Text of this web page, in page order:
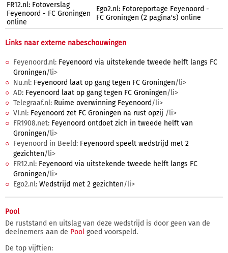
FR12.nl: Fotoverslag
Feyenoord - FC Groningen
online
Ego2.nl: Fotoreportage Feyenoord -
FC Groningen (2 pagina's) online
Links naar externe nabeschouwingen
Feyenoord.nl: Feyenoord via uitstekende tweede helft langs FC
Groningen/li>
Nu.nl: Feyenoord laat op gang tegen FC Groningen/li>
AD: Feyenoord laat op gang tegen FC Groningen/li>
Telegraaf.nl: Ruime overwinning Feyenoord /li>
VI.nl: Feyenoord zet FC Groningen na rust opzij /li>
FR1908.net: Feyenoord ontdoet zich in tweede helft van
Groningen/li>
Feyenoord in Beeld: Feyenoord speelt wedstrijd met 2
gezichten/li>
FR12.nl: Feyenoord via uitstekende tweede helft langs FC
Groningen/li>
Ego2.nl: Wedstrijd met 2 gezichten/li>
Pool
De ruststand en uitslag van deze wedstrijd is door geen van de
deelnemers aan de Pool goed voorspeld.
De top vijftien: